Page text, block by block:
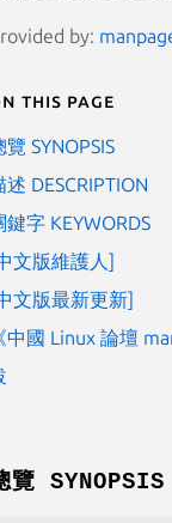
by:
this page
覽 SYNOPSIS
述 DESCRIPTION
鍵字 KEYWORDS
文版維護人]
文版最新更新]
《中國 Linux 論壇
覽 SYNOPSIS